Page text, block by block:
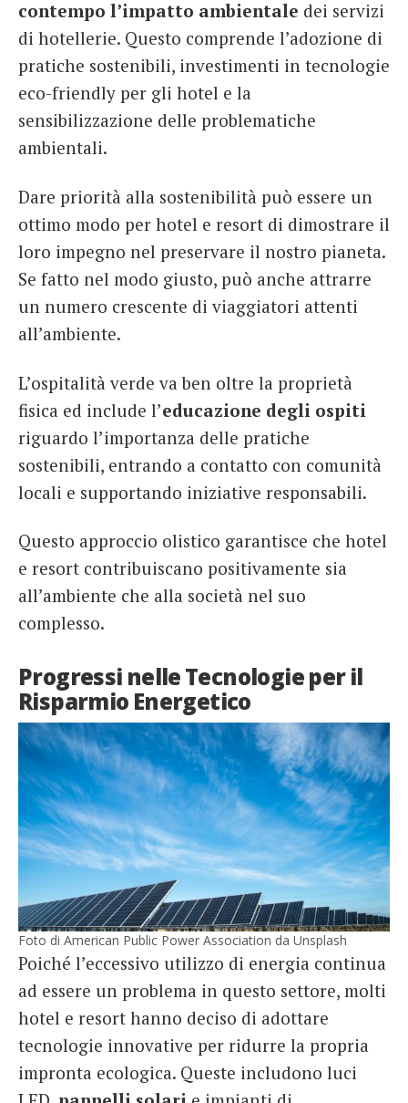
contempo l’impatto ambientale dei servizi
di hotellerie. Questo comprende l’adozione di
pratiche sostenibili, investimenti in tecnologie
eco-friendly per gli hotel e la
sensibilizzazione delle problematiche
ambientali.
Dare priorità alla sostenibilità può essere un
ottimo modo per hotel e resort di dimostrare il
loro impegno nel preservare il nostro pianeta.
Se fatto nel modo giusto, può anche attrarre
un numero crescente di viaggiatori attenti
all’ambiente.
L’ospitalità verde va ben oltre la proprietà
fisica ed include l’educazione degli ospiti
riguardo l’importanza delle pratiche
sostenibili, entrando a contatto con comunità
locali e supportando iniziative responsabili.
Questo approccio olistico garantisce che hotel
e resort contribuiscano positivamente sia
all’ambiente che alla società nel suo
complesso.
Progressi nelle Tecnologie per il
Risparmio Energetico
Foto di American Public Power Association da Unsplash
Poiché l’eccessivo utilizzo di energia continua
ad essere un problema in questo settore, molti
hotel e resort hanno deciso di adottare
tecnologie innovative per ridurre la propria
impronta ecologica. Queste includono luci